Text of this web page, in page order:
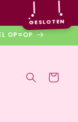
OP=OP
Winkelwagen
GESLOTEN